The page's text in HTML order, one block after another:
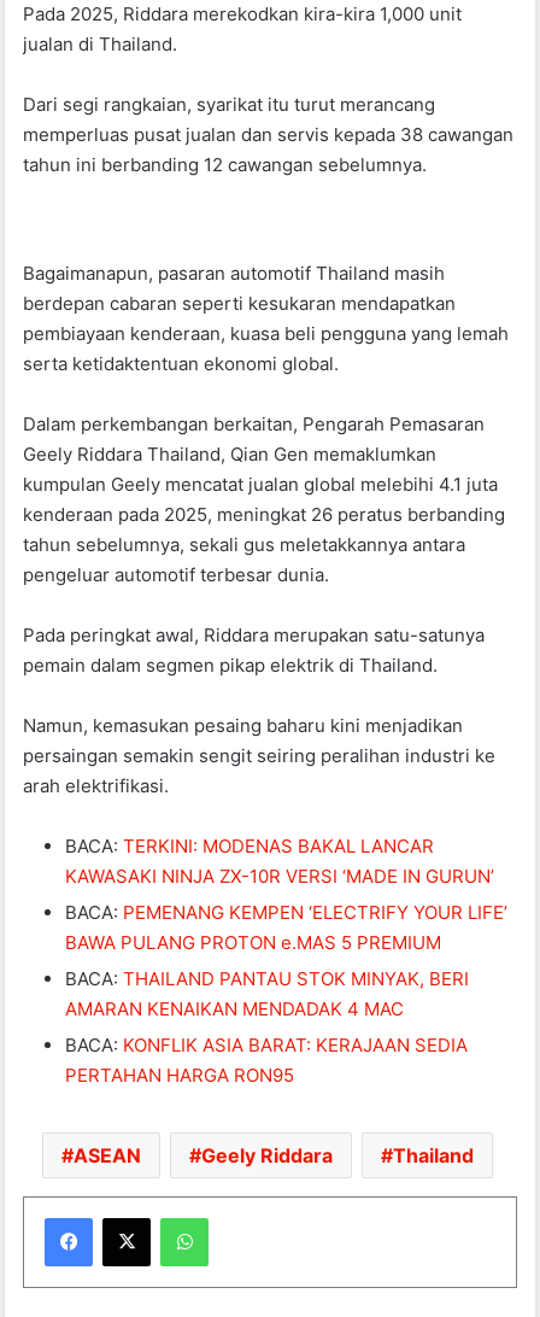
Pada 2025, Riddara merekodkan kira-kira 1,000 unit
jualan di Thailand.
Dari segi rangkaian, syarikat itu turut merancang
memperluas pusat jualan dan servis kepada 38 cawangan
tahun ini berbanding 12 cawangan sebelumnya.
Bagaimanapun, pasaran automotif Thailand masih
berdepan cabaran seperti kesukaran mendapatkan
pembiayaan kenderaan, kuasa beli pengguna yang lemah
serta ketidaktentuan ekonomi global.
Dalam perkembangan berkaitan, Pengarah Pemasaran
Geely Riddara Thailand, Qian Gen memaklumkan
kumpulan Geely mencatat jualan global melebihi 4.1 juta
kenderaan pada 2025, meningkat 26 peratus berbanding
tahun sebelumnya, sekali gus meletakkannya antara
pengeluar automotif terbesar dunia.
Pada peringkat awal, Riddara merupakan satu-satunya
pemain dalam segmen pikap elektrik di Thailand.
Namun, kemasukan pesaing baharu kini menjadikan
persaingan semakin sengit seiring peralihan industri ke
arah elektrifikasi.
BACA:TERKINI: MODENAS BAKAL LANCAR
KAWASAKI NINJA ZX-10R VERSI ‘MADE IN GURUN’
BACA: PEMENANG KEMPEN ‘ELECTRIFY YOUR LIFE’
BAWA PULANG PROTON e.MAS 5 PREMIUM
BACA:THAILAND PANTAU STOK MINYAK, BERI
AMARAN KENAIKAN MENDADAK 4 MAC
BACA: KONFLIK ASIA BARAT: KERAJAAN SEDIA
PERTAHAN HARGA RON95
ASEAN Geely Riddara Thailand
WhatsApp